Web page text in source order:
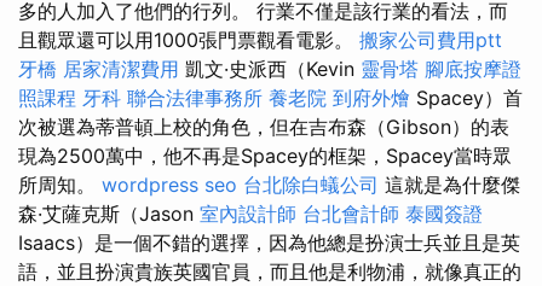
多的人加入了他們的行列。 行業不僅是該行業的看法，而
且觀眾還可以用1000張門票觀看電影。 搬家公司費用ptt
牙橋 居家清潔費用 凱文·史派西（Kevin 靈骨塔 腳底按摩證
照課程 牙科 聯合法律事務所 養老院 到府外燴 Spacey）首
次被選為蒂普頓上校的角色，但在吉布森（Gibson）的表
現為2500萬中，他不再是Spacey的框架，Spacey當時眾
所周知。 wordpress seo 台北除白蟻公司 這就是為什麼傑
森·艾薩克斯（Jason 室內設計師 台北會計師 泰國簽證
Isaacs）是一個不錯的選擇，因為他總是扮演士兵並且是英
語，並且扮演貴族英國官員，而且他是利物浦，就像真正的